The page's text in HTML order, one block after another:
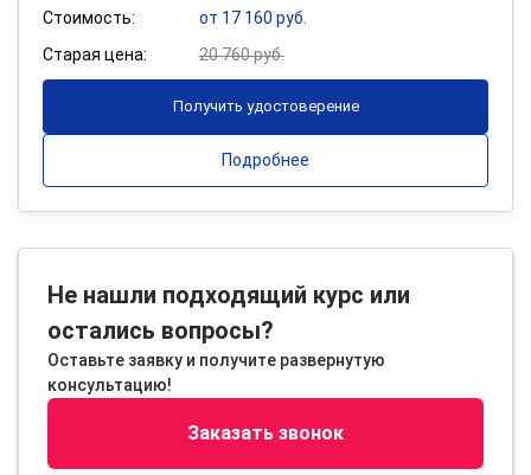
Стоимость:
от 17 160 руб.
Старая цена:
20 760 руб.
Получить удостоверение
Подробнее
Не нашли подходящий курс или
остались вопросы?
Оставьте заявку и получите развернутую
консультацию!
Заказать звонок